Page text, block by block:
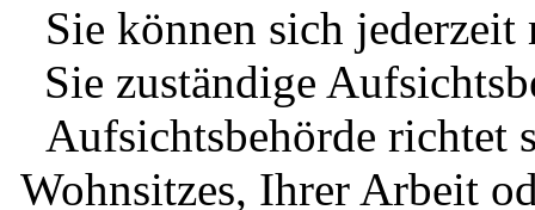
Sie können sich
Sie zuständige
Aufsichtsbehörde richtet
Wohnsitzes, Ihrer Arbeit